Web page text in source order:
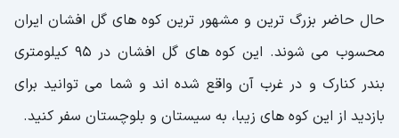
حال حاضر بزرگ ترین و مشهور ترین کوه های گل افشان ایران
محسوب می شوند. این کوه های گل افشان در 95 کیلومتری
بندر کنارک و در غرب آن واقع شده اند و شما می توانید برای
بازدید از این کوه های زیبا، به سیستان و بلوچستان سفر کنید.